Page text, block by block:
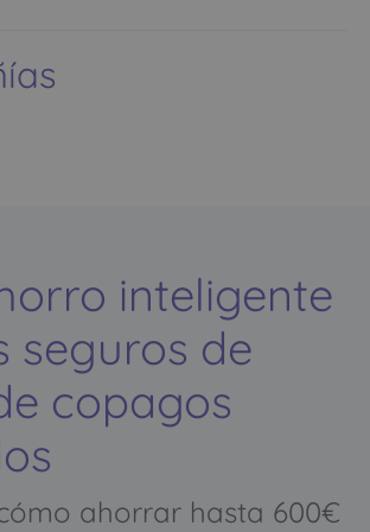
inteligente
seguros de
copagos
ahorrar hasta 600€